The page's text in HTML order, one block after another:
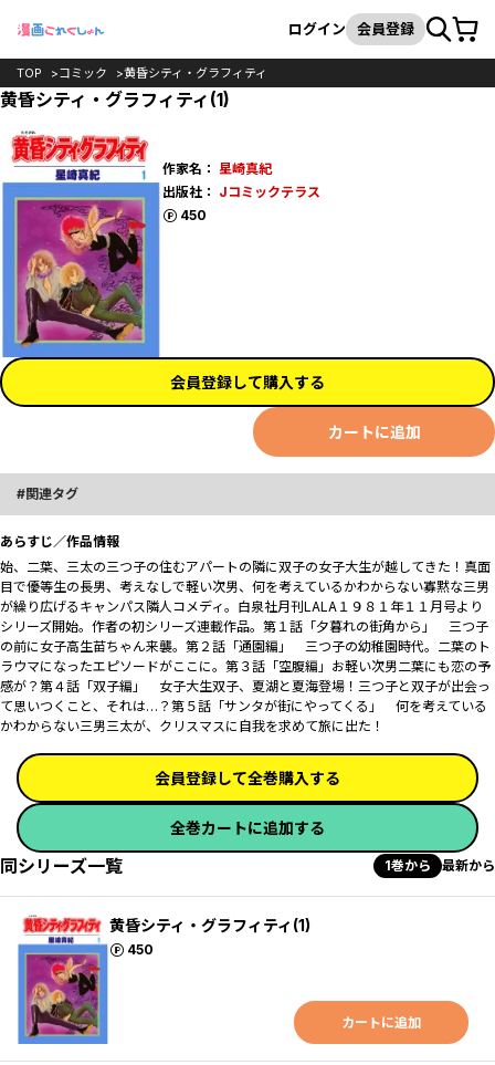
検索
ログイン 会員登録カート
TOP コミック 黄昏シティ・グラフィティ
黄昏シティ・グラフィティ(1)
作家名： 星崎真紀
出版社： Jコミックテラス
450
ポイント
会員登録して購入する
カートに追加
関連タグ
あらすじ／作品情報
始、二葉、三太の三つ子の住むアパートの隣に双子の女子大生が越してきた！真面
目で優等生の長男、考えなしで軽い次男、何を考えているかわからない寡黙な三男
が繰り広げるキャンパス隣人コメディ。白泉社月刊LALA１９８１年１１月号より
シリーズ開始。作者の初シリーズ連載作品。第１話「夕暮れの街角から」 三つ子
の前に女子高生苗ちゃん来襲。第２話「通園編」 三つ子の幼稚園時代。二葉のト
ラウマになったエピソードがここに。第３話「空腹編」お軽い次男二葉にも恋の予
感が？第４話「双子編」 女子大生双子、夏湖と夏海登場！三つ子と双子が出会っ
て思いつくこと、それは…？第５話「サンタが街にやってくる」 何を考えている
かわからない三男三太が、クリスマスに自我を求めて旅に出た！
会員登録して全巻購入する
全巻カートに追加する
同シリーズ一覧 1巻から 最新から
黄昏シティ・グラフィティ(1)
450
ポイント
カートに追加